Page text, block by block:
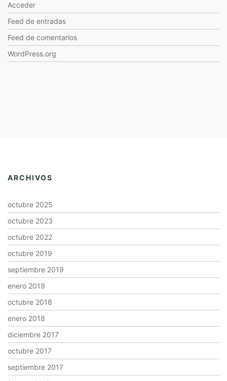
Acceder
Feed de entradas
Feed de comentarios
WordPress.org
ARCHIVOS
octubre 2025
octubre 2023
octubre 2022
octubre 2019
septiembre 2019
enero 2019
octubre 2018
enero 2018
diciembre 2017
octubre 2017
septiembre 2017